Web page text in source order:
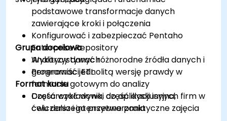
podstawowe transformacje danych
zawierające kroki i połączenia
Konfigurować i zabezpieczać Pentaho
Enterprise Repository
Wykorzystywać różnorodne źródła danych i
generować jednolitą wersję prawdy w
formacie gotowym do analizy
Dostarczać wyniki do aplikacji innych firm w
celu dalszego przetwarzania
Grupa docelowa
Analitycy danych
Programiści ETL
Format kursu
Część wykładowa, część dyskusyjna,
ćwiczenia i intensywne praktyczne zajęcia